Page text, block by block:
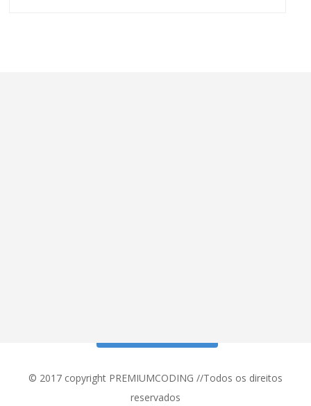
© 2017 copyright PREMIUMCODING //Todos os direitos
reservados